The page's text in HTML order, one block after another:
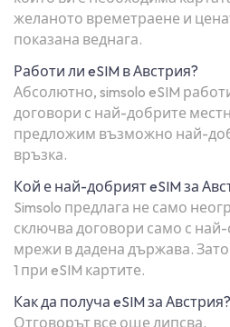
желаното времетраене и
показана веднага.
Работи ли eSIM в Австрия?
Абсолютно, simsolo eSIM
договори с най-добрите
предложим възможно най-
връзка.
Кой е най-добрият eSIM за
Simsolo предлага не само
сключва договори само с
мрежи в дадена държава.
1 при eSIM картите.
Как да получа eSIM за Австрия?
Отговорът все още липсва.